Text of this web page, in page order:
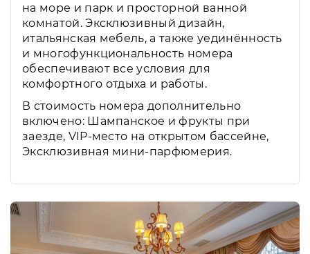
на море и парк и просторной ванной
комнатой. Эксклюзивный дизайн,
итальянская мебель, а также уединённость
и многофункциональность номера
обеспечивают все условия для
комфортного отдыха и работы.
В стоимость номера дополнительно
включено: Шампанское и фрукты при
заезде, VIP-место на открытом бассейне,
Эксклюзивная мини-парфюмерия.